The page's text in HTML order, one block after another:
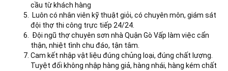
cầu từ khách hàng
Luôn có nhân viên kỹ thuật giỏi, có chuyên môn, giám sát
đội thợ thi công trực tiếp 24/24.
Đội ngũ thợ chuyên sơn nhà Quận Gò Vấp làm việc cẩn
thận, nhiệt tình chu đáo, tận tâm.
Cam kết nhập vật liệu đúng chủng loại, đúng chất lượng.
Tuyệt đối không nhập hàng giả, hàng nhái, hàng kém chất